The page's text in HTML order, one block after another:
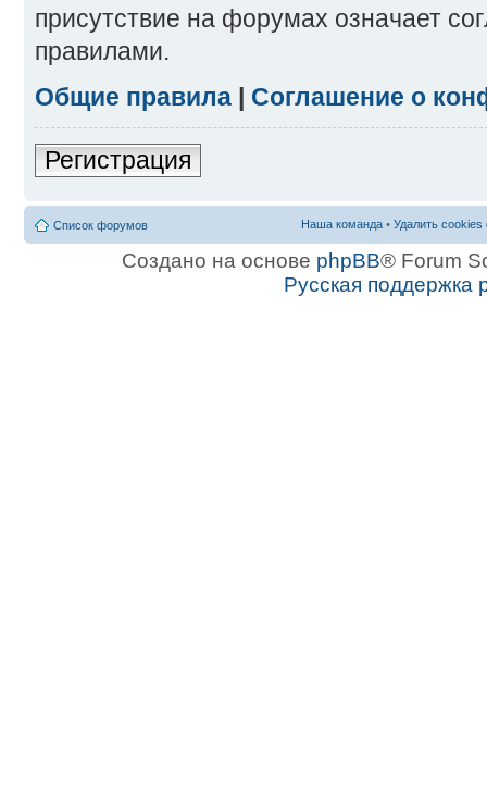
присутствие на форумах означает
правилами.
Общие правила
Соглашение о
Регистрация
Список форумов Наша команда • Удалить
Создано на основе phpBB® Forum
Русская поддержка